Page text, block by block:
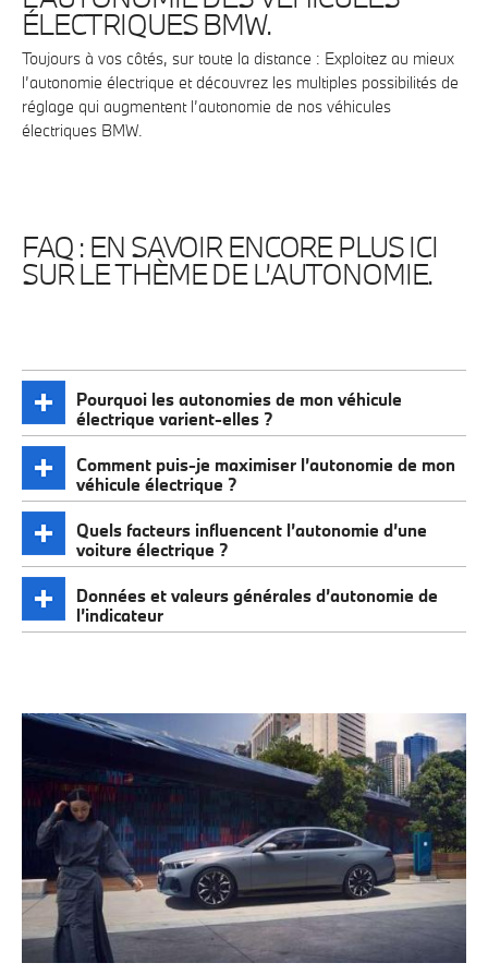
ÉLECTRIQUES BMW.
Toujours à vos côtés, sur toute la distance : Exploitez au mieux
l’autonomie électrique et découvrez les multiples possibilités de
réglage qui augmentent l’autonomie de nos véhicules
électriques BMW.
FAQ : EN SAVOIR ENCORE PLUS ICI
SUR LE THÈME DE L’AUTONOMIE.
Pourquoi les autonomies de mon véhicule
électrique varient-elles ?
Comment puis-je maximiser l’autonomie de mon
véhicule électrique ?
Quels facteurs influencent l’autonomie d’une
voiture électrique ?
Données et valeurs générales d’autonomie de
l’indicateur